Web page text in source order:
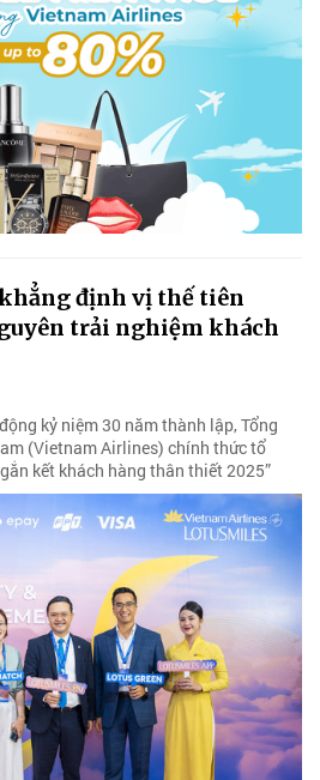
định vị thế tiên
trải nghiệm khách
kỷ niệm 30 năm thành lập, Tổng
(Vietnam Airlines) chính thức tổ
kết khách hàng thân thiết 2025”